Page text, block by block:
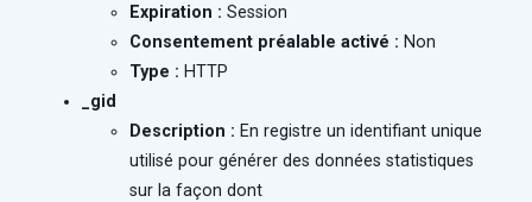
Expiration : Session
Consentement préalable activé : Non
Type : HTTP
_gid
Description : En registre un identifiant unique
utilisé pour générer des données statistiques
sur la façon dont